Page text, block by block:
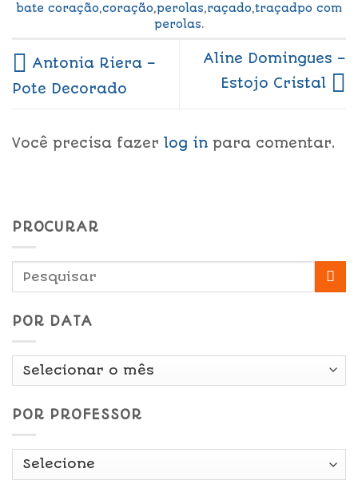
bate coração,coração,perolas,raçado,traçadpo com
perolas.
Antonia Riera –
Pote Decorado
Aline Domingues –
Estojo Cristal
Você precisa fazer log in para comentar.
PROCURAR
POR DATA
Por
POR PROFESSOR